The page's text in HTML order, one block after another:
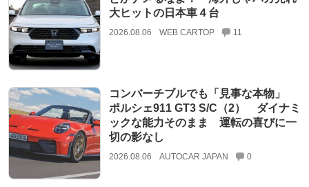
大ヒットの日本車４台
2026.08.06 WEB CARTOP 11
コンバーチブルでも「見事な本物」
ポルシェ911 GT3 S/C（2） ダイナミ
ックな能力そのまま 運転の喜びに一
切の影なし
2026.08.06 AUTOCAR JAPAN 0